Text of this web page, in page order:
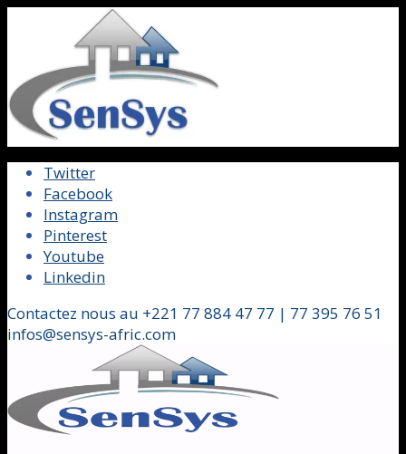
Twitter
Facebook
Instagram
Pinterest
Youtube
Linkedin
Contactez nous au +221 77 884 47 77 | 77 395 76 51
infos@sensys-afric.com